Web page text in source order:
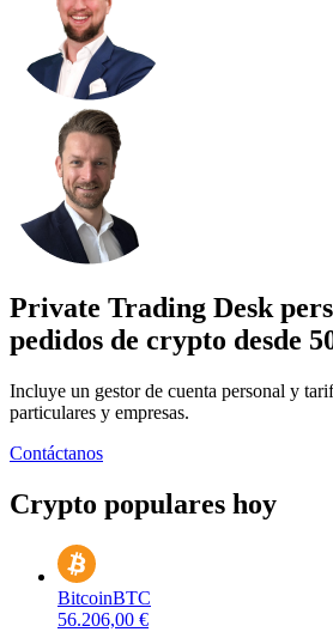
Private Trading Desk
pedidos de crypto desde
Incluye un gestor de cuenta personal y
particulares y empresas.
Contáctanos
Crypto populares hoy
BitcoinBTC
56.206,00 €